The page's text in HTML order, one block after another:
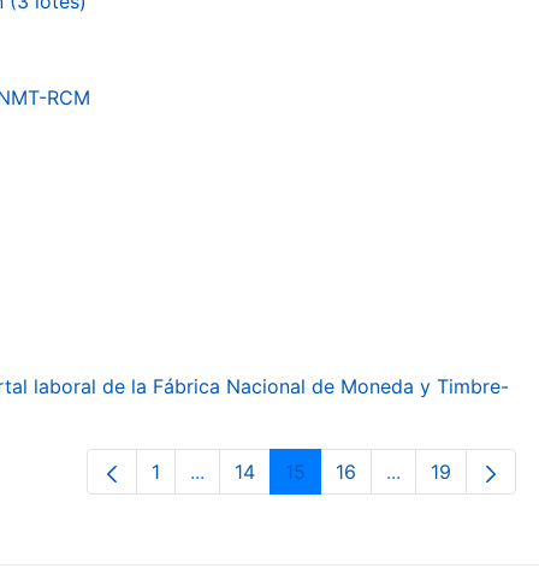
RCM
laboral de la Fábrica Nacional de Moneda y Timbre-
Página
1 ...Páginas intermedias Use TAB para
Página
14 Página
15 Página
16 ...PáginasPágina
19